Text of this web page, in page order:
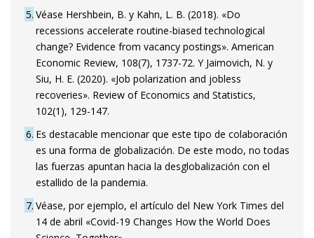
5 Véase Hershbein, B. y Kahn, L. B. (2018). «Do
recessions accelerate routine-biased technological
change? Evidence from vacancy postings». American
Economic Review, 108(7), 1737-72. Y Jaimovich, N. y
Siu, H. E. (2020). «Job polarization and jobless
recoveries». Review of Economics and Statistics,
102(1), 129-147.
6 Es destacable mencionar que este tipo de colaboración
es una forma de globalización. De este modo, no todas
las fuerzas apuntan hacia la desglobalización con el
estallido de la pandemia.
7 Véase, por ejemplo, el artículo del New York Times del
14 de abril «Covid-19 Changes How the World Does